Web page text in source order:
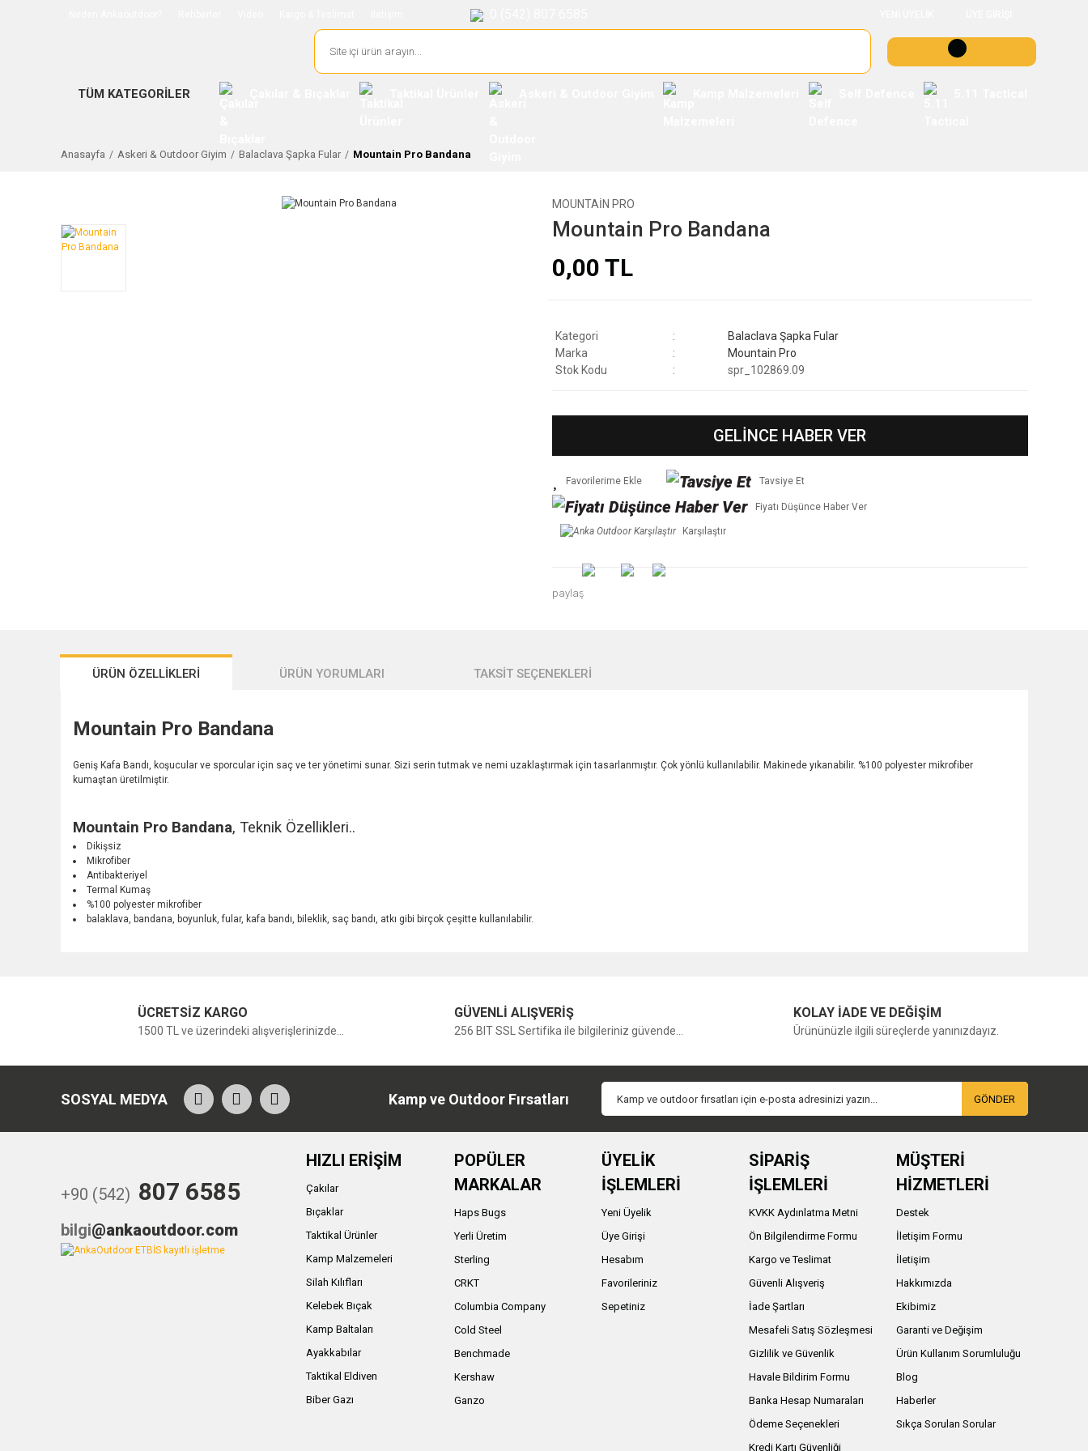
TÜM KATEGORİLER
Anasayfa Askeri & Outdoor Giyim Balaclava Şapka Fular Mountain Pro Bandana
MOUNTAIN PRO
Mountain Pro Bandana
0,00 TL
Kategori
Balaclava Şapka Fular
Marka
Mountain Pro
Stok Kodu
spr_102869.09
GELİNCE HABER VER
Tavsiye Et
Fiyatı Düşünce Haber Ver
Karşılaştır
paylaş
ÜRÜN ÖZELLİKLERİ ÜRÜN YORUMLARI TAKSİT SEÇENEKLERİ
Mountain Pro Bandana
Geniş Kafa Bandı, koşucular ve sporcular için saç ve ter yönetimi sunar. Sizi serin tutmak ve nemi uzaklaştırmak için tasarlanmıştır. Çok yönlü kullanılabilir. Makinede yıkanabilir. %100 polyester mikrofiber
kumaştan üretilmiştir.
Mountain Pro Bandana, Teknik Özellikleri..
Dikişsiz
Mikrofiber
Antibakteriyel
Termal Kumaş
%100 polyester mikrofiber
balaklava, bandana, boyunluk, fular, kafa bandı, bileklik, saç bandı, atkı gibi birçok çeşitte kullanılabilir.
Bu ürüne ilk yorumu siz yapın!
ÜCRETSİZ KARGO
1500 TL ve üzerindeki alışverişlerinizde...
GÜVENLİ ALIŞVERİŞ
256 BIT SSL Sertifika ile bilgileriniz güvende...
KOLAY İADE VE DEĞİŞİM
Ürününüzle ilgili süreçlerde yanınızdayız.
SOSYAL MEDYA Kamp ve Outdoor Fırsatları GÖNDER
+90 (542) 807 6585
bilgi@ankaoutdoor.com
HIZLI ERİŞİM
Çakılar
Bıçaklar
Taktikal Ürünler
Kamp Malzemeleri
Silah Kılıfları
Kelebek Bıçak
Kamp Baltaları
Ayakkabılar
Taktikal Eldiven
Biber Gazı
POPÜLER
MARKALAR
Haps Bugs
Yerli Üretim
Sterling
CRKT
Columbia Company
Cold Steel
Benchmade
Kershaw
Ganzo
ÜYELİK
İŞLEMLERİ
Yeni Üyelik
Üye Girişi
Hesabım
Favorileriniz
Sepetiniz
SİPARİŞ
İŞLEMLERİ
KVKK Aydınlatma Metni
Ön Bilgilendirme Formu
Kargo ve Teslimat
Güvenli Alışveriş
İade Şartları
Mesafeli Satış Sözleşmesi
Gizlilik ve Güvenlik
Havale Bildirim Formu
Banka Hesap Numaraları
Ödeme Seçenekleri
Kredi Kartı Güvenliği
MÜŞTERİ
HİZMETLERİ
Destek
İletişim Formu
İletişim
Hakkımızda
Ekibimiz
Garanti ve Değişim
Ürün Kullanım Sorumluluğu
Blog
Haberler
Sıkça Sorulan Sorular